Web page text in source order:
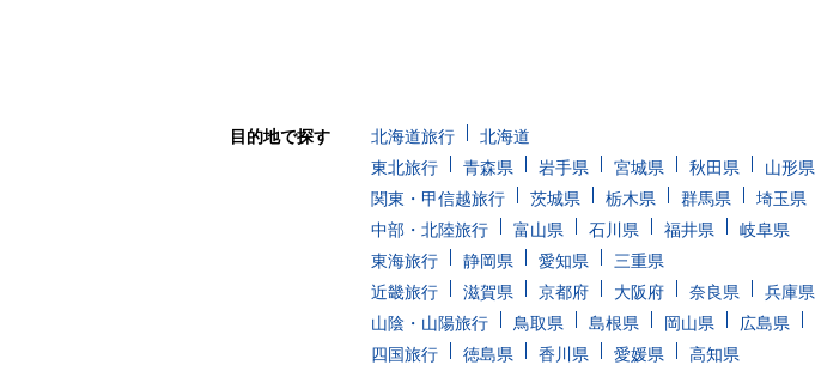
目的地で探す 北海道旅行
北海道
東北旅行
青森県 岩手県 宮城県 秋田県 山形県
関東・甲信越旅行
茨城県 栃木県 群馬県 埼玉県
中部・北陸旅行
富山県 石川県 福井県
岐阜県
東海旅行
静岡県 愛知県
三重県
近畿旅行
滋賀県 京都府 大阪府 奈良県 兵庫県
山陰・山陽旅行
鳥取県 島根県 岡山県 広島県
四国旅行
徳島県 香川県 愛媛県
高知県